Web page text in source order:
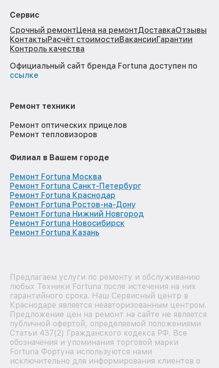
Сервис
Срочный ремонтЦена на ремонтДоставкаОтзывы
КонтактыРасчёт стоимостиВакансииГарантии
Контроль качества
Официальный сайт бренда Fortuna доступен по
ссылке
Ремонт техники
Ремонт оптических прицелов
Ремонт тепловизоров
Филиал в Вашем городе
Ремонт Fortuna Москва
Ремонт Fortuna Санкт-Петербург
Ремонт Fortuna Краснодар
Ремонт Fortuna Ростов-на-Дону
Ремонт Fortuna Нижний Новгород
Ремонт Fortuna Новосибирск
Ремонт Fortuna Казань
Предлагаем услуги по ремонту и обслуживанию
любых Техники Fortuna после истечения на них
гарантийного срока. Наш Сервисный центр в
Краснодаре является неавторизованным центром.
Предложение цен на ремонт на сайте не является
публичной офертой, определяемой положениями
Статьи 437(2) Гражданского кодекса РФ. Все
обозначения и упоминания торговой марки
Fortuna Фортуна используются нами
исключительно для информирования клиентов о